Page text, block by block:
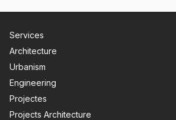
Services
Architecture
Urbanism
Engineering
Projectes
Projects Architecture